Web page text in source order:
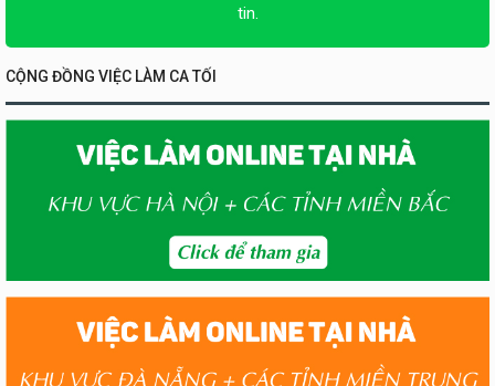
tin.
CỘNG ĐỒNG VIỆC LÀM CA TỐI